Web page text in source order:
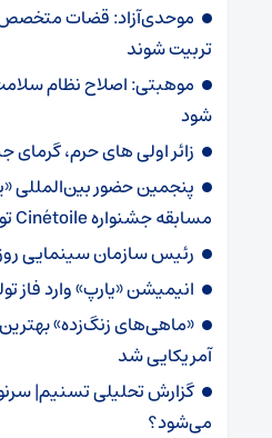
موحدی‌آزاد: قضات متخصص
تربیت شوند
موهبتی: اصلاح نظام سلامت
شود
زائر اولی های حرم،
پنجمین حضور بین‌المللی
مسابقه جشنواره Cinétoile تونس
رئیس سازمان سینمایی
انیمیشن «یارپ» وارد فاز
«ماهی‌های زنگ‌زده»
آمریکایی شد
گزارش تحلیلی تسنیم|
می‌شود؟